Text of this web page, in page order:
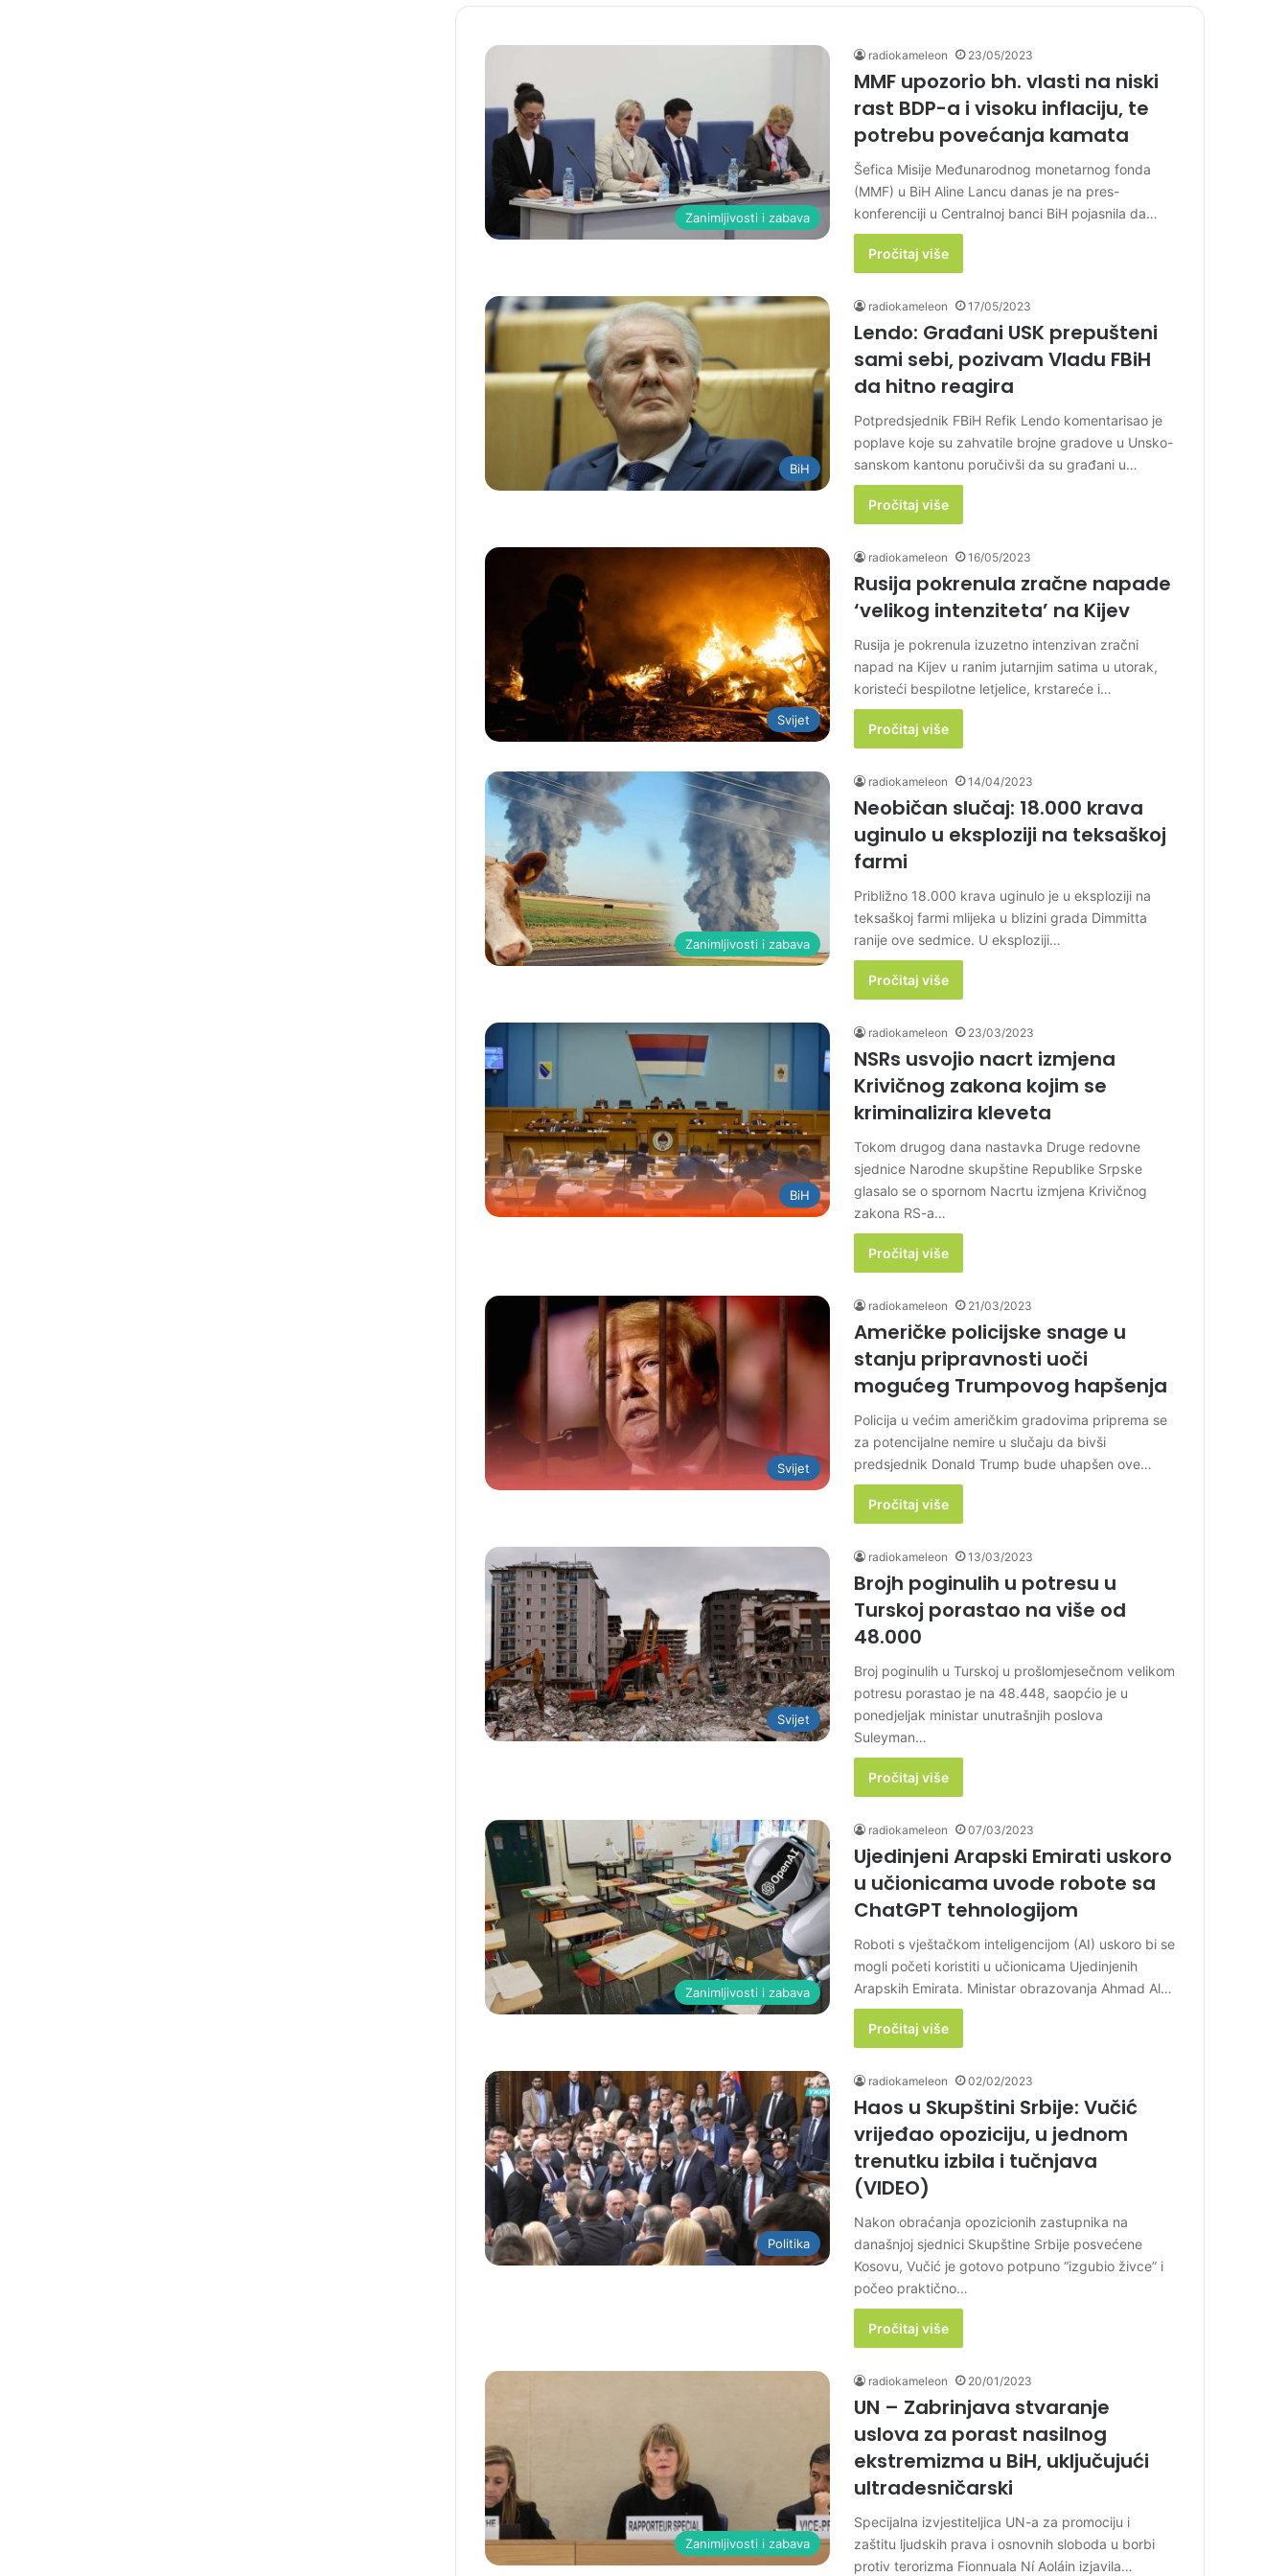
Zanimljivosti i zabava
radiokameleon 23/05/2023
MMF upozorio bh. vlasti na niski
rast BDP-a i visoku inflaciju, te
potrebu povećanja kamata
Šefica Misije Međunarodnog monetarnog fonda
(MMF) u BiH Aline Lancu danas je na pres-
konferenciji u Centralnoj banci BiH pojasnila da…
Pročitaj više
BiH
radiokameleon 17/05/2023
Lendo: Građani USK prepušteni
sami sebi, pozivam Vladu FBiH
da hitno reagira
Potpredsjednik FBiH Refik Lendo komentarisao je
poplave koje su zahvatile brojne gradove u Unsko-
sanskom kantonu poručivši da su građani u…
Pročitaj više
Svijet
radiokameleon 16/05/2023
Rusija pokrenula zračne napade
‘velikog intenziteta’ na Kijev
Rusija je pokrenula izuzetno intenzivan zračni
napad na Kijev u ranim jutarnjim satima u utorak,
koristeći bespilotne letjelice, krstareće i…
Pročitaj više
Zanimljivosti i zabava
radiokameleon 14/04/2023
Neobičan slučaj: 18.000 krava
uginulo u eksploziji na teksaškoj
farmi
Približno 18.000 krava uginulo je u eksploziji na
teksaškoj farmi mlijeka u blizini grada Dimmitta
ranije ove sedmice. U eksploziji…
Pročitaj više
BiH
radiokameleon 23/03/2023
NSRs usvojio nacrt izmjena
Krivičnog zakona kojim se
kriminalizira kleveta
Tokom drugog dana nastavka Druge redovne
sjednice Narodne skupštine Republike Srpske
glasalo se o spornom Nacrtu izmjena Krivičnog
zakona RS-a…
Pročitaj više
Svijet
radiokameleon 21/03/2023
Američke policijske snage u
stanju pripravnosti uoči
mogućeg Trumpovog hapšenja
Policija u većim američkim gradovima priprema se
za potencijalne nemire u slučaju da bivši
predsjednik Donald Trump bude uhapšen ove…
Pročitaj više
Svijet
radiokameleon 13/03/2023
Brojh poginulih u potresu u
Turskoj porastao na više od
48.000
Broj poginulih u Turskoj u prošlomjesečnom velikom
potresu porastao je na 48.448, saopćio je u
ponedjeljak ministar unutrašnjih poslova
Suleyman…
Pročitaj više
Zanimljivosti i zabava
radiokameleon 07/03/2023
Ujedinjeni Arapski Emirati uskoro
u učionicama uvode robote sa
ChatGPT tehnologijom
Roboti s vještačkom inteligencijom (AI) uskoro bi se
mogli početi koristiti u učionicama Ujedinjenih
Arapskih Emirata. Ministar obrazovanja Ahmad Al…
Pročitaj više
Politika
radiokameleon 02/02/2023
Haos u Skupštini Srbije: Vučić
vrijeđao opoziciju, u jednom
trenutku izbila i tučnjava
(VIDEO)
Nakon obraćanja opozicionih zastupnika na
današnjoj sjednici Skupštine Srbije posvećene
Kosovu, Vučić je gotovo potpuno “izgubio živce” i
počeo praktično…
Pročitaj više
Zanimljivosti i zabava
radiokameleon 20/01/2023
UN – Zabrinjava stvaranje
uslova za porast nasilnog
ekstremizma u BiH, uključujući
ultradesničarski
Specijalna izvjestiteljica UN-a za promociju i
zaštitu ljudskih prava i osnovnih sloboda u borbi
protiv terorizma Fionnuala Ní Aoláin izjavila…